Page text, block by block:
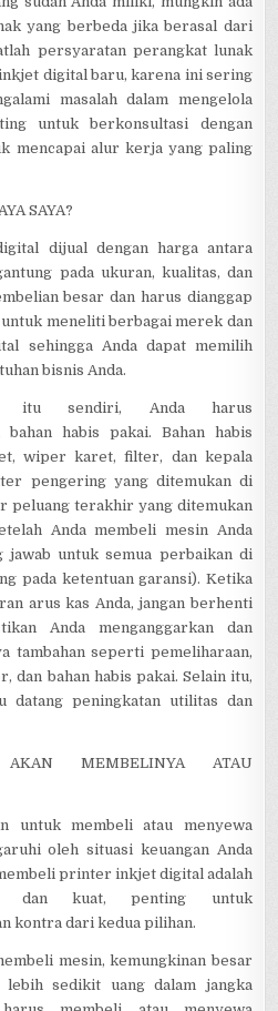
yang berbeda jika berasal dari
persyaratan perangkat lunak
digital baru, karena ini sering
masalah dalam mengelola
untuk berkonsultasi dengan
mencapai alur kerja yang paling
SAYA?
dijual dengan harga antara
pada ukuran, kualitas, dan
besar dan harus dianggap
meneliti berbagai merek dan
sehingga Anda dapat memilih
bisnis Anda.
itu sendiri, Anda harus
bahan habis pakai. Bahan habis
wiper karet, filter, dan kepala
pengering yang ditemukan di
peluang terakhir yang ditemukan
Anda membeli mesin Anda
jawab untuk semua perbaikan di
pada ketentuan garansi). Ketika
arus kas Anda, jangan berhenti
Anda menganggarkan dan
tambahan seperti pemeliharaan,
dan bahan habis pakai. Selain itu,
datang peningkatan utilitas dan
MEMBELINYA ATAU
untuk membeli atau menyewa
oleh situasi keuangan Anda
printer inkjet digital adalah
dan kuat, penting untuk
kontra dari kedua pilihan.
mesin, kemungkinan besar
lebih sedikit uang dalam jangka